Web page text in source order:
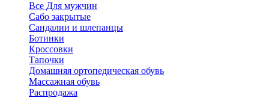
Все Для мужчин
Сабо закрытые
Сандалии и шлепанцы
Ботинки
Кроссовки
Тапочки
Домашняя ортопедическая обувь
Массажная обувь
Распродажа